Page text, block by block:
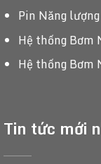
Pin Năng
Hệ thống Bơm
Hệ thống Bơm
Tin tức mới